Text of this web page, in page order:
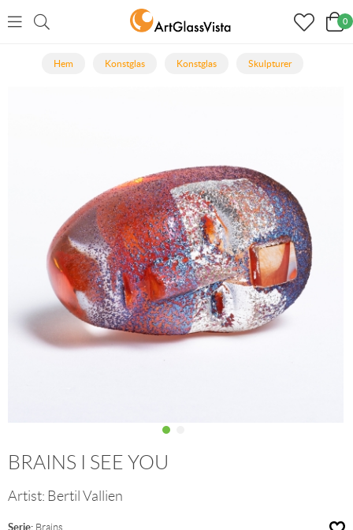
0
Hem Konstglas Konstglas Skulpturer
BRAINS I SEE YOU
Artist: Bertil Vallien
Serie: Brains